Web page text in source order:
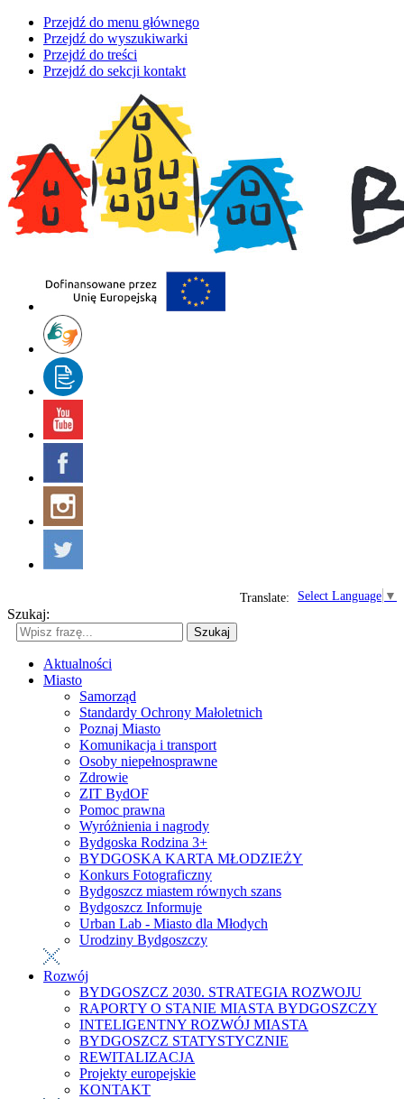
Przejdź do menu głównego
Przejdź do wyszukiwarki
Przejdź do treści
Przejdź do sekcji kontakt
Select Language ▼
Translate:
Szukaj:
Szukaj
Aktualności
Miasto
Samorząd
Standardy Ochrony Małoletnich
Poznaj Miasto
Komunikacja i transport
Osoby niepełnosprawne
Zdrowie
ZIT BydOF
Pomoc prawna
Wyróżnienia i nagrody
Bydgoska Rodzina 3+
BYDGOSKA KARTA MŁODZIEŻY
Konkurs Fotograficzny
Bydgoszcz miastem równych szans
Bydgoszcz Informuje
Urban Lab - Miasto dla Młodych
Urodziny Bydgoszczy
Rozwój
BYDGOSZCZ 2030. STRATEGIA ROZWOJU
RAPORTY O STANIE MIASTA BYDGOSZCZY
INTELIGENTNY ROZWÓJ MIASTA
BYDGOSZCZ STATYSTYCZNIE
REWITALIZACJA
Projekty europejskie
KONTAKT